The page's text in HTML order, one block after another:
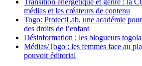
Transition énergétique et genre : la
médias et les créateurs de contenu
Togo: ProtectLab, une académie
des droits de l’enfant
Désinformation : les blogueurs
Médias/Togo : les femmes face au
pouvoir éditorial